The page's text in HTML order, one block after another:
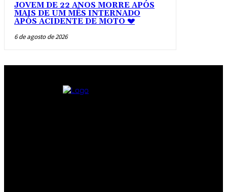
JOVEM DE 22 ANOS MORRE APÓS
MAIS DE UM MÊS INTERNADO
APÓS ACIDENTE DE MOTO 💔
6 de agosto de 2026